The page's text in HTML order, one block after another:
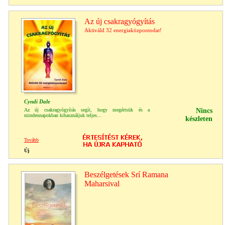
Az új csakragyógyítás
Aktiváld 32 energiaközpontodat!
Cyndi Dale
Az új csakragyógyítás segít, hogy megértsük és a
mindennapokban kihasználjuk teljes...
Nincs
készleten
Tovább
Új
Beszélgetések Srí Ramana
Maharsival